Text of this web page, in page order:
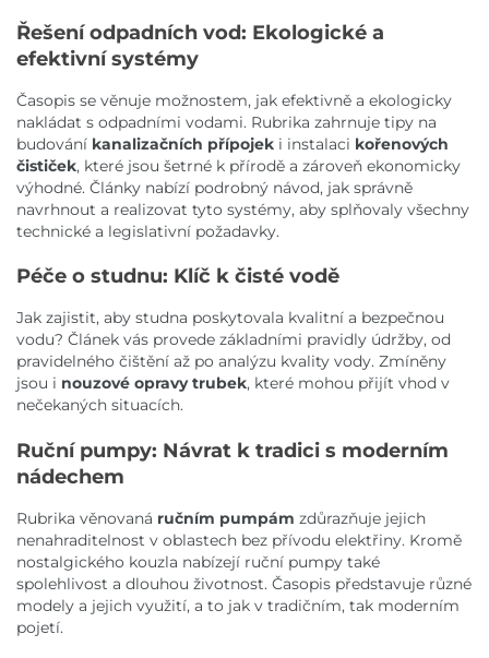
Řešení odpadních vod: Ekologické a
efektivní systémy
Časopis se věnuje možnostem, jak efektivně a ekologicky
nakládat s odpadními vodami. Rubrika zahrnuje tipy na
budování kanalizačních přípojek i instalaci kořenových
čističek, které jsou šetrné k přírodě a zároveň ekonomicky
výhodné. Články nabízí podrobný návod, jak správně
navrhnout a realizovat tyto systémy, aby splňovaly všechny
technické a legislativní požadavky.
Péče o studnu: Klíč k čisté vodě
Jak zajistit, aby studna poskytovala kvalitní a bezpečnou
vodu? Článek vás provede základními pravidly údržby, od
pravidelného čištění až po analýzu kvality vody. Zmíněny
jsou i nouzové opravy trubek, které mohou přijít vhod v
nečekaných situacích.
Ruční pumpy: Návrat k tradici s moderním
nádechem
Rubrika věnovaná ručním pumpám zdůrazňuje jejich
nenahraditelnost v oblastech bez přívodu elektřiny. Kromě
nostalgického kouzla nabízejí ruční pumpy také
spolehlivost a dlouhou životnost. Časopis představuje různé
modely a jejich využití, a to jak v tradičním, tak moderním
pojetí.